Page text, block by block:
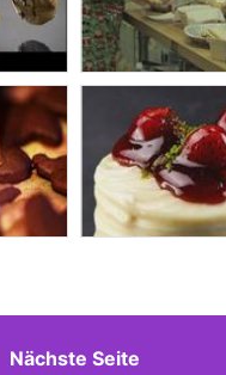
Nächste Seite